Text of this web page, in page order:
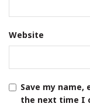
Website
Save my
the next time I